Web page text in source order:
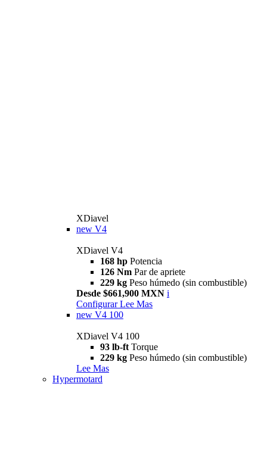
XDiavel
new V4
XDiavel V4
168 hp Potencia
126 Nm Par de apriete
229 kg Peso húmedo (sin combustible)
Desde $661,900 MXN i
Configurar Lee Mas
new V4 100
XDiavel V4 100
93 lb-ft Torque
229 kg Peso húmedo (sin combustible)
Lee Mas
Hypermotard